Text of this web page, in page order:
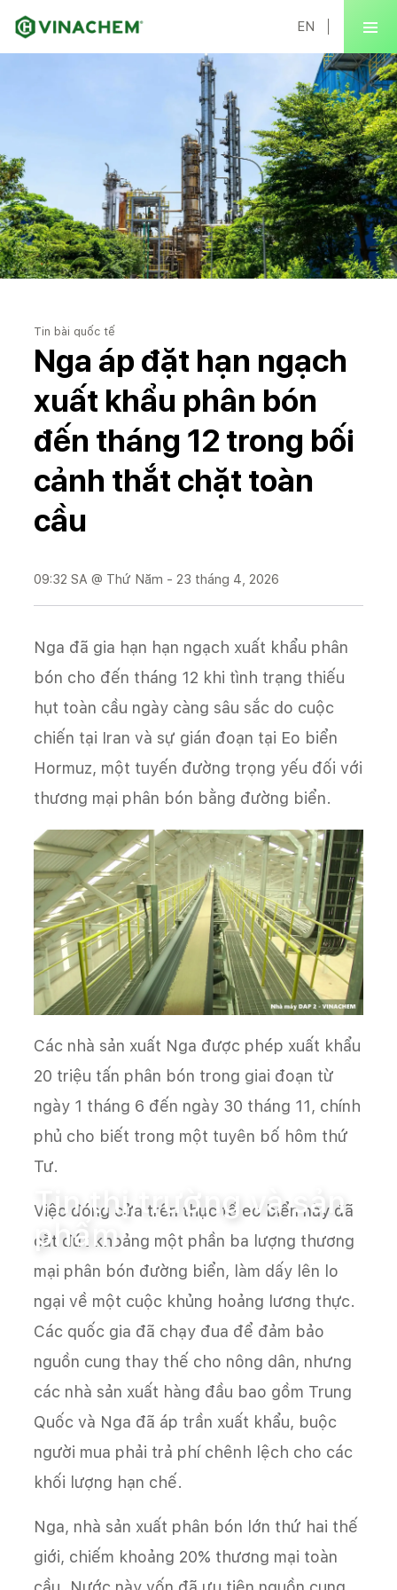
EN
Tin thị trường và sản
phẩm
Tin bài quốc tế
Nga áp đặt hạn ngạch
xuất khẩu phân bón
đến tháng 12 trong bối
cảnh thắt chặt toàn
cầu
09:32 SA @ Thứ Năm - 23 tháng 4, 2026
Nga đã gia hạn hạn ngạch xuất khẩu phân
bón cho đến tháng 12 khi tình trạng thiếu
hụt toàn cầu ngày càng sâu sắc do cuộc
chiến tại Iran và sự gián đoạn tại Eo biển
Hormuz, một tuyến đường trọng yếu đối với
thương mại phân bón bằng đường biển.
Các nhà sản xuất Nga được phép xuất khẩu
20 triệu tấn phân bón trong giai đoạn từ
ngày 1 tháng 6 đến ngày 30 tháng 11, chính
phủ cho biết trong một tuyên bố hôm thứ
Tư.
Việc đóng cửa trên thực tế eo biển này đã
cắt đứt khoảng một phần ba lượng thương
mại phân bón đường biển, làm dấy lên lo
ngại về một cuộc khủng hoảng lương thực.
Các quốc gia đã chạy đua để đảm bảo
nguồn cung thay thế cho nông dân, nhưng
các nhà sản xuất hàng đầu bao gồm Trung
Quốc và Nga đã áp trần xuất khẩu, buộc
người mua phải trả phí chênh lệch cho các
khối lượng hạn chế.
Nga, nhà sản xuất phân bón lớn thứ hai thế
giới, chiếm khoảng 20% thương mại toàn